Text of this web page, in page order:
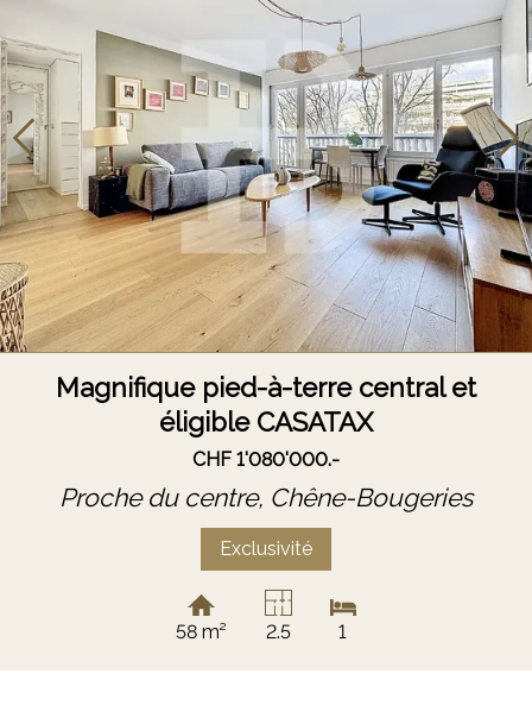
Magnifique pied-à-terre central et
éligible CASATAX
CHF 1'080'000.-
Proche du centre, Chêne-Bougeries
Exclusivité
58 m² 2.5 1